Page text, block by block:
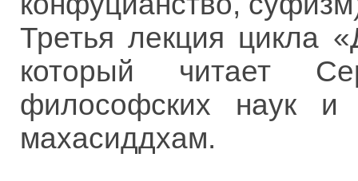
Третья лекция цикла
который читает
философских наук
махасиддхам.